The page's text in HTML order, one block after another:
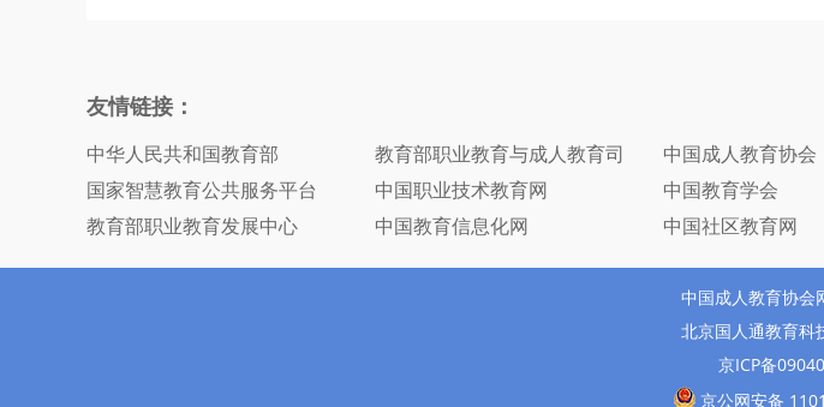
友情链接：
中华人民共和国教育部 教育部职业教育与成人教育司 中国成人教育协会
国家智慧教育公共服务平台
中国职业技术教育网 中国教育学会
教育部职业教育发展中心
中国教育信息化网 中国社区教育网
中国成人教育协会
北京国人通教育科
京ICP备
京公网安备